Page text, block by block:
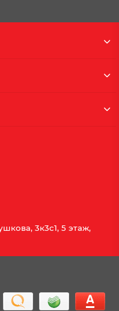
3к3c1, 5 этаж,